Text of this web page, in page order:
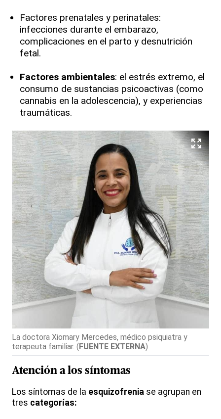
Factores prenatales y perinatales:
infecciones durante el embarazo,
complicaciones en el parto y desnutrición
fetal.
Factores ambientales: el estrés extremo, el
consumo de sustancias psicoactivas (como
cannabis en la adolescencia), y experiencias
traumáticas.
La doctora Xiomary Mercedes, médico psiquiatra y
terapeuta familiar. (FUENTE EXTERNA)
Atención a los síntomas
Los síntomas de la esquizofrenia se agrupan en
tres categorías: